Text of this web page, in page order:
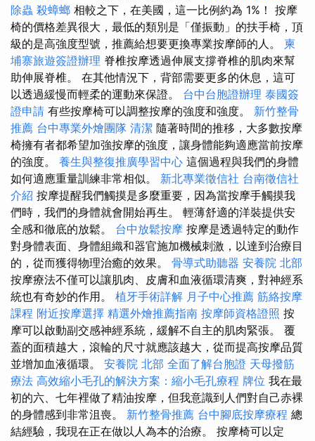
除蟲 殺蟑螂 相較之下，在美國，這一比例約為 1%！ 按摩
椅的價格差異很大，最低的類別是「僅振動」的扶手椅，頂
級的是高強度型號，推薦給想要更換專業按摩師的人。 柬
埔寨旅遊簽證辦理 脊椎按摩透過伸展支撐脊椎的肌肉來幫
助伸展脊椎。 在其他情況下，背部需要更多的休息，這可
以透過緩慢而輕柔的運動來保證。 台中台胞證辦理 泰國簽
證申請 有些按摩椅可以調整按摩的強度和強度。 新竹整骨
推薦 台中專業外燴團隊 清潔 隨著時間的推移，大多數按摩
椅擁有者都希望加強按摩的強度，讓身體能夠適應當前按摩
的強度。 養生與整復推廣學習中心 這個過程與我們的身體
如何適應重量訓練非常相似。 新北專業徵信社 台南徵信社
介紹 按摩提醒我們觸摸是多麼重要，因為當按摩手觸摸我
們時，我們的身體就會開始再生。 輕薄舒適的洋裝提供安
全感和徹底的放鬆。 台中放鬆按摩 按摩是透過特定的動作
對身體表面、身體組織和器官施加機械刺激，以達到治療目
的，從而獲得物理治癒的效果。 骨導式助聽器 安養院 北部
按摩療法不僅可以讓肌肉、皮膚和血液循環清爽，對神經系
統也有奇妙的作用。 植牙手術詳解 月子中心推薦 筋絡按摩
課程 附近按摩選擇 精選外燴推薦指南 按摩師資格證照 按
摩可以啟動副交感神經系統，緩解不自主的肌肉緊張。 覆
蓋的面積越大，滾輪的尺寸就應該越大，從而提高按摩品質
並增加血液循環。 安養院 北部 全面了解台胞證 天母撥筋
療法 高效縮小毛孔的解決方案：縮小毛孔療程 牌位 我在最
初的六、七年裡做了精油按摩，但我意識到人們對自己赤裸
的身體感到非常沮喪。 新竹整骨推薦 台中腳底按摩療程 總
結經驗，我現在正在做以人為本的治療。 按摩椅可以定